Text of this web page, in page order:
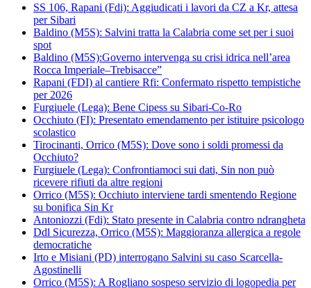
SS 106, Rapani (Fdi): Aggiudicati i lavori da CZ a Kr, attesa
per Sibari
Baldino (M5S): Salvini tratta la Calabria come set per i suoi
spot
Baldino (M5S):Governo intervenga su crisi idrica nell’area
Rocca Imperiale–Trebisacce”
Rapani (FDI) al cantiere Rfi: Confermato rispetto tempistiche
per 2026
Furgiuele (Lega): Bene Cipess su Sibari-Co-Ro
Occhiuto (FI): Presentato emendamento per istituire psicologo
scolastico
Tirocinanti, Orrico (M5S): Dove sono i soldi promessi da
Occhiuto?
Furgiuele (Lega): Confrontiamoci sui dati, Sin non può
ricevere rifiuti da altre regioni
Orrico (M5S): Occhiuto interviene tardi smentendo Regione
su bonifica Sin Kr
Antoniozzi (Fdi): Stato presente in Calabria contro ndrangheta
Ddl Sicurezza, Orrico (M5S): Maggioranza allergica a regole
democratiche
Irto e Misiani (PD) interrogano Salvini su caso Scarcella-
Agostinelli
Orrico (M5S): A Rogliano sospeso servizio di logopedia per